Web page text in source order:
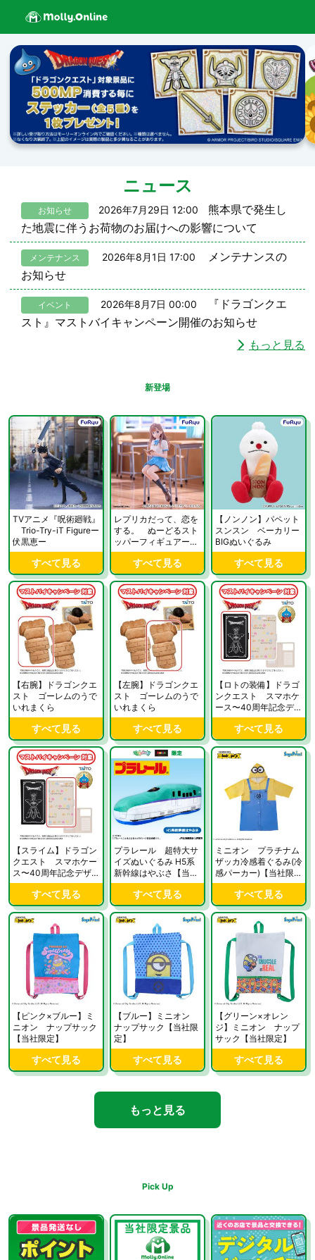
ニュース
お知らせ 2026年7月29日 12:00
熊本県で発生し
た地震に伴うお荷物のお届けへの影響について
メンテナンス 2026年8月1日 17:00
メンテナンスの
お知らせ
イベント 2026年8月7日 00:00
『ドラゴンクエ
スト』マストバイキャンペーン開催のお知らせ
もっと見る
新登場
TVアニメ『呪術廻戦』
Trio-Try-iT Figureー
伏黒恵ー
すべて見る
レプリカだって、恋を
する。 ぬーどるスト
ッパーフィギュアーナ
オー
すべて見る
【ノンノン】パペット
スンスン ベーカリー
BIGぬいぐるみ
すべて見る
【右腕】ドラゴンクエ
スト ゴーレムのうで
いれまくら
すべて見る
【左腕】ドラゴンクエ
スト ゴーレムのうで
いれまくら
すべて見る
【ロトの装備】ドラゴ
ンクエスト スマホケ
ース〜40周年記念デザ
イン〜
すべて見る
【スライム】ドラゴン
クエスト スマホケー
ス〜40周年記念デザイ
ン〜
すべて見る
プラレール 超特大サ
イズぬいぐるみ H5系
新幹線はやぶさ【当社
限定】
すべて見る
ミニオン プラチナム
ザッカ冷感着ぐるみ(冷
感パーカー)【当社限
定】
すべて見る
【ピンク×ブルー】ミ
ニオン ナップサック
【当社限定】
すべて見る
【ブルー】ミニオン
ナップサック【当社限
定】
すべて見る
【グリーン×オレン
ジ】ミニオン ナップ
サック【当社限定】
すべて見る
もっと見る
Pick Up